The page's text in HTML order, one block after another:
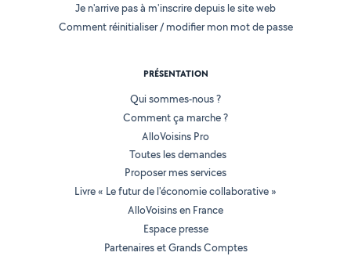
Je n'arrive pas à m'inscrire depuis le site web
Comment réinitialiser / modifier mon mot de passe
PRÉSENTATION
Qui sommes-nous ?
Comment ça marche ?
AlloVoisins Pro
Toutes les demandes
Proposer mes services
Livre « Le futur de l'économie collaborative »
AlloVoisins en France
Espace presse
Partenaires et Grands Comptes